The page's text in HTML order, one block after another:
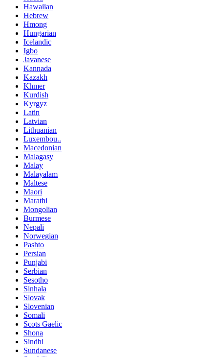
Hawaiian
Hebrew
Hmong
Hungarian
Icelandic
Igbo
Javanese
Kannada
Kazakh
Khmer
Kurdish
Kyrgyz
Latin
Latvian
Lithuanian
Luxembou..
Macedonian
Malagasy
Malay
Malayalam
Maltese
Maori
Marathi
Mongolian
Burmese
Nepali
Norwegian
Pashto
Persian
Punjabi
Serbian
Sesotho
Sinhala
Slovak
Slovenian
Somali
Scots Gaelic
Shona
Sindhi
Sundanese